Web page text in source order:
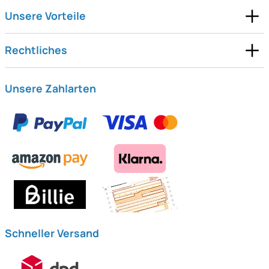
Unsere Vorteile
Rechtliches
Unsere Zahlarten
Schneller Versand